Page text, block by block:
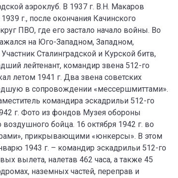
аэроклуб. В 1937 г. В.Н. Макаров
г., после окончания Качинского
ПВО, где его застало начало войны. Во
на Юго-Западном, Западном,
Сталинградской и Курской битв,
лейтенант, командир звена 512-го
летом 1941 г. Два звена советских
в сопровождении «мессершмиттами».
командира эскадрильи 512-го
г. Фото из фондов Музея обороны
бойца. 16 октября 1942 г. во
прикрывающими «юнкерсы». В этом
1943 г. – командир эскадрильи 512-го
вылета, налетав 462 часа, а также 45
наземных частей, переправ и